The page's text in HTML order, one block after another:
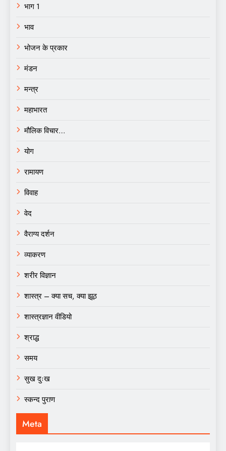
भाग 1
भाव
भोजन के प्रकार
मंडन
मन्त्र
महाभारत
मौलिक विचार…
योग
रामायण
विवाह
वेद
वैराग्य दर्शन
व्याकरण
शरीर विज्ञान
शास्त्र – क्या सच, क्या झूठ
शास्त्रज्ञान वीडियो
श्राद्ध
समय
सुख दुःख
स्कन्द पुराण
Meta